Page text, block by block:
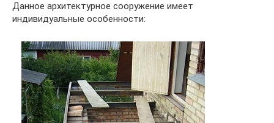
Данное архитектурное сооружение имеет
индивидуальные особенности: